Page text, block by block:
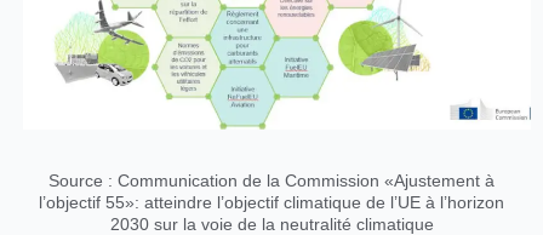
Source : Communication de la Commission «Ajustement à
l’objectif 55»: atteindre l’objectif climatique de l’UE à l’horizon
2030 sur la voie de la neutralité climatique